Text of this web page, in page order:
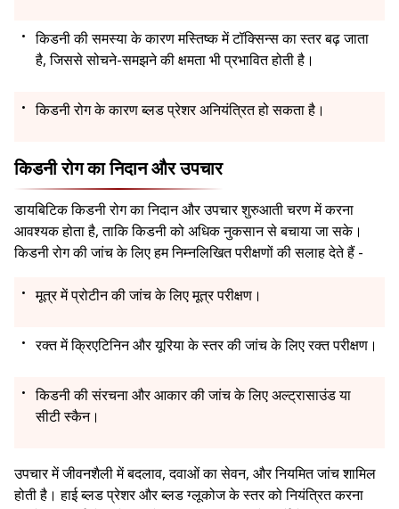
किडनी की समस्या के कारण मस्तिष्क में टॉक्सिन्स का स्तर बढ़ जाता
है, जिससे सोचने-समझने की क्षमता भी प्रभावित होती है।
किडनी रोग के कारण ब्लड प्रेशर अनियंत्रित हो सकता है।
किडनी रोग का निदान और उपचार
डायबिटिक किडनी रोग का निदान और उपचार शुरुआती चरण में करना
आवश्यक होता है, ताकि किडनी को अधिक नुकसान से बचाया जा सके।
किडनी रोग की जांच के लिए हम निम्नलिखित परीक्षणों की सलाह देते हैं -
मूत्र में प्रोटीन की जांच के लिए मूत्र परीक्षण।
रक्त में क्रिएटिनिन और यूरिया के स्तर की जांच के लिए रक्त परीक्षण।
किडनी की संरचना और आकार की जांच के लिए अल्ट्रासाउंड या
सीटी स्कैन।
उपचार में जीवनशैली में बदलाव, दवाओं का सेवन, और नियमित जांच शामिल
होती है। हाई ब्लड प्रेशर और ब्लड ग्लूकोज के स्तर को नियंत्रित करना